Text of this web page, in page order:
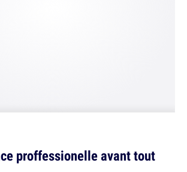
proffessionelle avant tout